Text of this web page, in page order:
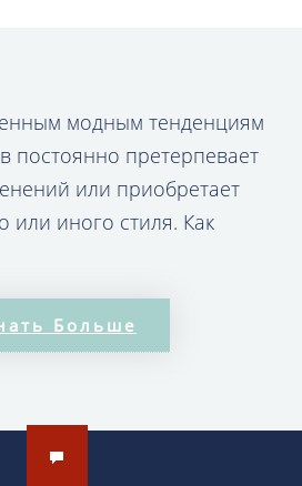
модным тенденциям
постоянно претерпевает
или приобретает
или иного стиля. Как
неизменно относятся и
представить Вашему
и детей.
CASIO
Больше